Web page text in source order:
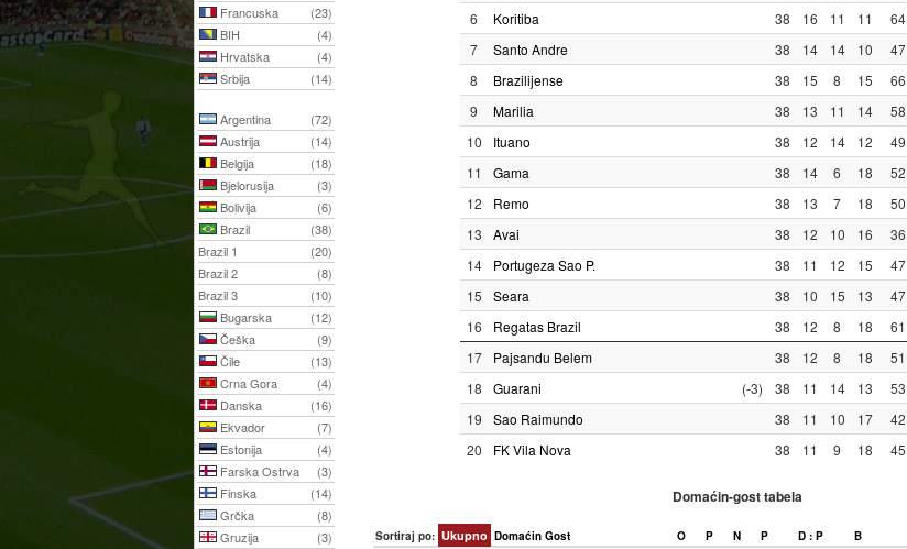
Francuska
(23)
BIH
(4)
Hrvatska
(4)
Srbija
(14)
Argentina
(72)
Austrija
(14)
Belgija
(18)
Bjelorusija
(3)
Bolivija
(6)
Brazil
(38)
Brazil 1
(20)
Brazil 2
(8)
Brazil 3
(10)
Bugarska
(12)
Češka
(9)
Čile
(13)
Crna Gora
(4)
Danska
(16)
Ekvador
(7)
Estonija
(4)
Farska Ostrva
(3)
Finska
(14)
Grčka
(8)
Gruzija
(3)
6 Koritiba 38 16 11 11 64
7 Santo Andre 38 14 14 10 47
8 Brazilijense 38 15 8 15 66
9 Marilia 38 13 11 14 58
10 Ituano 38 12 14 12 49
11 Gama 38 14 6 18 52
12 Remo 38 13 7 18 50
13 Avai 38 12 10 16 36
14 Portugeza Sao P. 38 11 12 15 47
15 Seara 38 10 15 13 47
16 Regatas Brazil 38 12 8 18 61
17 Pajsandu Belem 38 12 8 18 51
18 Guarani (-3) 38 11 14 13 53
19 Sao Raimundo 38 11 10 17 42
20 FK Vila Nova 38 11 9 18 45
Domaćin-gost tabela
Sortiraj po: Ukupno Domaćin Gost O P N P D : P B